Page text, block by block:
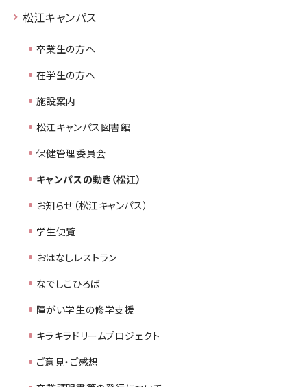
松江キャンパス
卒業生の方へ
在学生の方へ
施設案内
松江キャンパス図書館
保健管理委員会
キャンパスの動き（松江）
お知らせ（松江キャンパス）
学生便覧
おはなしレストラン
なでしこひろば
障がい学生の修学支援
キラキラドリームプロジェクト
ご意見・ご感想